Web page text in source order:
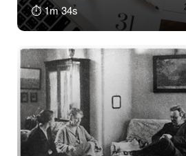
⏱️ 1m 34s